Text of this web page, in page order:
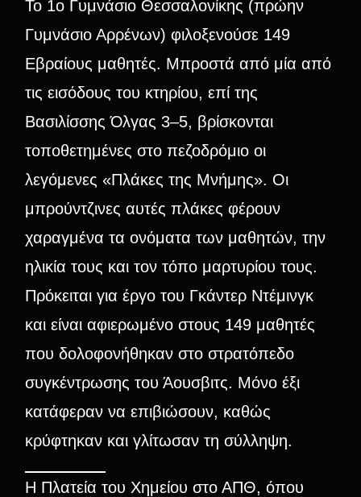
Το 1ο Γυμνάσιο Θεσσαλονίκης (πρώην
Γυμνάσιο Αρρένων) φιλοξενούσε 149
Εβραίους μαθητές. Μπροστά από μία από
τις εισόδους του κτηρίου, επί της
Βασιλίσσης Όλγας 3–5, βρίσκονται
τοποθετημένες στο πεζοδρόμιο οι
λεγόμενες «Πλάκες της Μνήμης». Οι
μπρούντζινες αυτές πλάκες φέρουν
χαραγμένα τα ονόματα των μαθητών, την
ηλικία τους και τον τόπο μαρτυρίου τους.
Πρόκειται για έργο του Γκάντερ Ντέμινγκ
και είναι αφιερωμένο στους 149 μαθητές
που δολοφονήθηκαν στο στρατόπεδο
συγκέντρωσης του Άουσβιτς. Μόνο έξι
κατάφεραν να επιβιώσουν, καθώς
κρύφτηκαν και γλίτωσαν τη σύλληψη.
Η Πλατεία του Χημείου στο ΑΠΘ, όπου